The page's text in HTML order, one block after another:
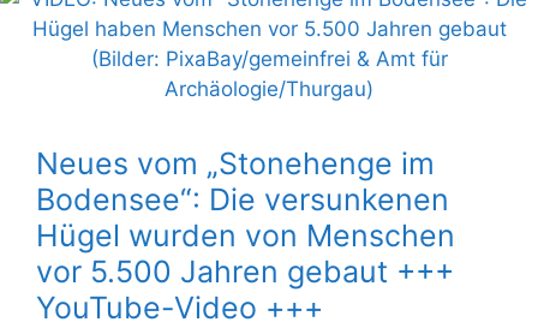
Neues vom „Stonehenge im
Bodensee“: Die versunkenen
Hügel wurden von Menschen
vor 5.500 Jahren gebaut +++
YouTube-Video +++